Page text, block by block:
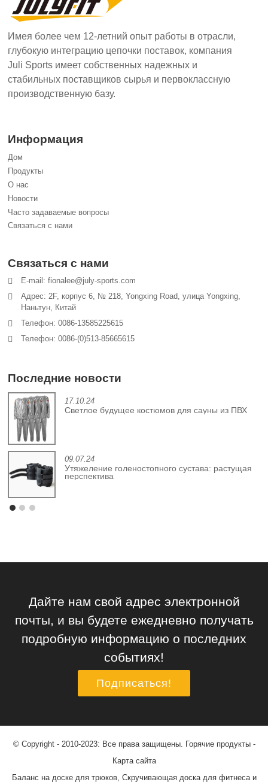
Имея более чем 12-летний опыт работы в отрасли,
глубокую интеграцию цепочки поставок, компания
Juli Sports имеет собственных надежных и
стабильных поставщиков сырья и первоклассную
производственную базу.
Информация
Дом
Продукты
О нас
Новости
Часто задаваемые вопросы
Связаться с нами
Связаться с нами
E-mail: fionalee@july-sports.com
Адрес: 2F, корпус 6, № 218, Yongxing Road, улица Yongxing,
Наньтун, Китай
Телефон: 0086-13585225615
Телефон: 0086-(0)513-85665615
Последние новости
17.10.24
Светлое будущее костюмов для сауны из ПВХ
09.07.24
Утяжеление голеностопного сустава: растущая
перспектива
Дайте нам свой адрес электронной
почты, и вы будете ежедневно получать
подробную информацию о последних
событиях!
Подписаться!
© Copyright - 2010-2023: Все права защищены. Горячие продукты-
Карта сайта
Баланс на доске для трюков, Скручивающая доска для фитнеса и